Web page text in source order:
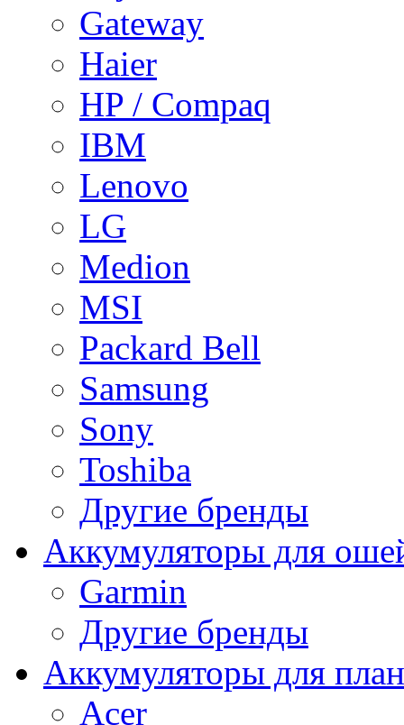
Gateway
Haier
HP / Compaq
IBM
Lenovo
LG
Medion
MSI
Packard Bell
Samsung
Sony
Toshiba
Другие бренды
Аккумуляторы для
Garmin
Другие бренды
Аккумуляторы для
Acer